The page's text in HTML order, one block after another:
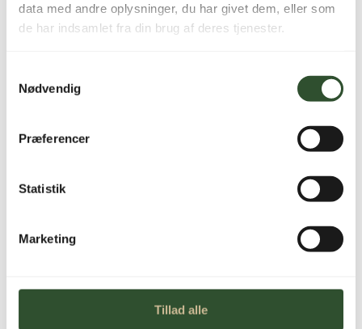
data med andre oplysninger, du har givet dem, eller som
de har indsamlet fra din brug af deres tjenester.
Nødvendig
Præferencer
Statistik
Marketing
Tillad alle
Navn *
E-mail*
varmepumper (Reservedele)